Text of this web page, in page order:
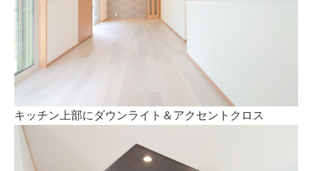
キッチン上部にダウンライト＆アクセントクロス